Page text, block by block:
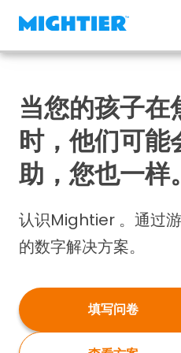
当您的孩子在
时，他们可能
助，您也一样。
认识Mightier 。通过
的数字解决方案。
填写问卷